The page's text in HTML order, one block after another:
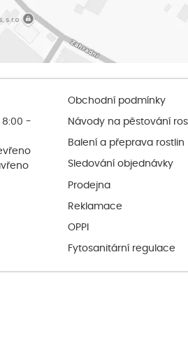
8:00 -
Obchodní podmínky
Návody na pěstování
Balení a přeprava rostlin
Sledování objednávky
Prodejna
Reklamace
OPPI
Fytosanitární regulace